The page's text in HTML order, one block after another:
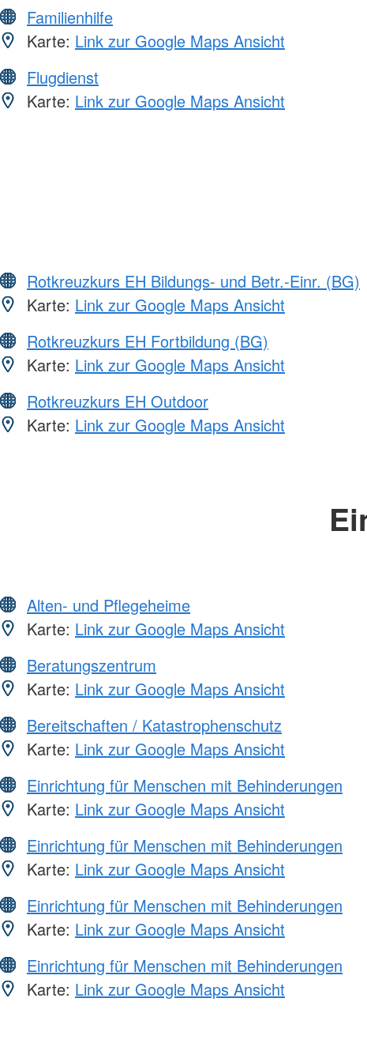
Familienhilfe
Karte: Link zur Google Maps Ansicht
Flugdienst
Karte: Link zur Google Maps Ansicht
Rotkreuzkurs EH Bildungs- und Betr.-Einr. (BG)
Karte: Link zur Google Maps Ansicht
Rotkreuzkurs EH Fortbildung (BG)
Karte: Link zur Google Maps Ansicht
Rotkreuzkurs EH Outdoor
Karte: Link zur Google Maps Ansicht
Alten- und Pflegeheime
Karte: Link zur Google Maps Ansicht
Beratungszentrum
Karte: Link zur Google Maps Ansicht
Bereitschaften / Katastrophenschutz
Karte: Link zur Google Maps Ansicht
Einrichtung für Menschen mit Behinderungen
Karte: Link zur Google Maps Ansicht
Einrichtung für Menschen mit Behinderungen
Karte: Link zur Google Maps Ansicht
Einrichtung für Menschen mit Behinderungen
Karte: Link zur Google Maps Ansicht
Einrichtung für Menschen mit Behinderungen
Karte: Link zur Google Maps Ansicht